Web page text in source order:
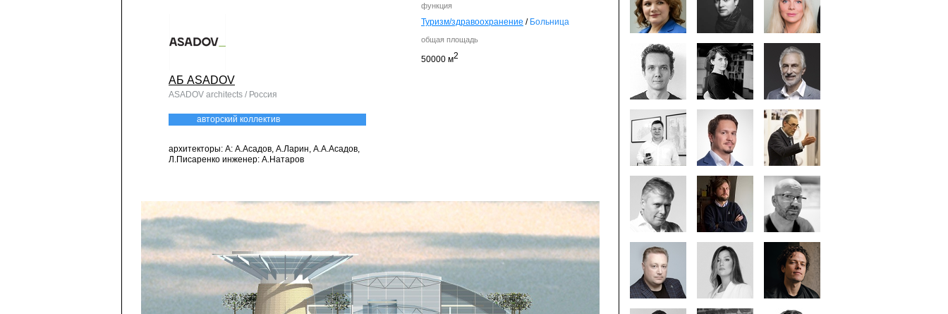
функция
Туризм/здравоохранение / Больница
общая площадь
50000 м2
АБ ASADOV
ASADOV architects / Россия
авторский коллектив
архитекторы: А: А.Асадов, А.Ларин, А.А.Асадов,
Л.Писаренко инженер: А.Натаров